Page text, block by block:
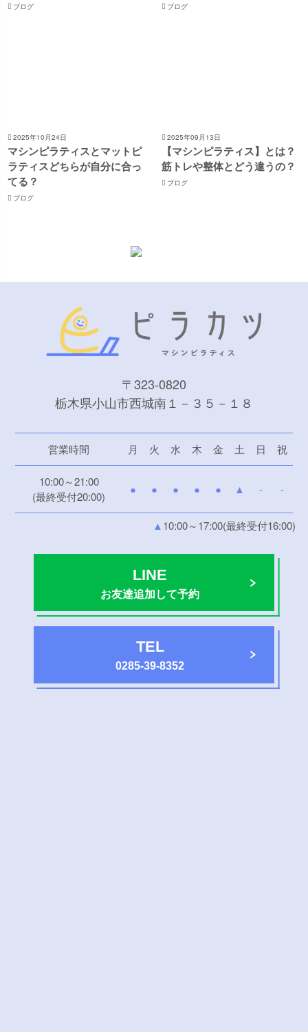
ブログ ブログ
2025年10月24日
マシンピラティスとマットピ
ラティスどちらが自分に合っ
てる？
ブログ
2025年09月13日
【マシンピラティス】とは？
筋トレや整体とどう違うの？
ブログ
〒323-0820
栃木県小山市西城南１－３５－１８
営業時間 月 火 水 木 金 土 日 祝
10:00～21:00
(最終受付20:00)
● ● ● ● ● ▲ - -
▲10:00～17:00(最終受付16:00)
LINE
お友達追加して予約
TEL
0285-39-8352